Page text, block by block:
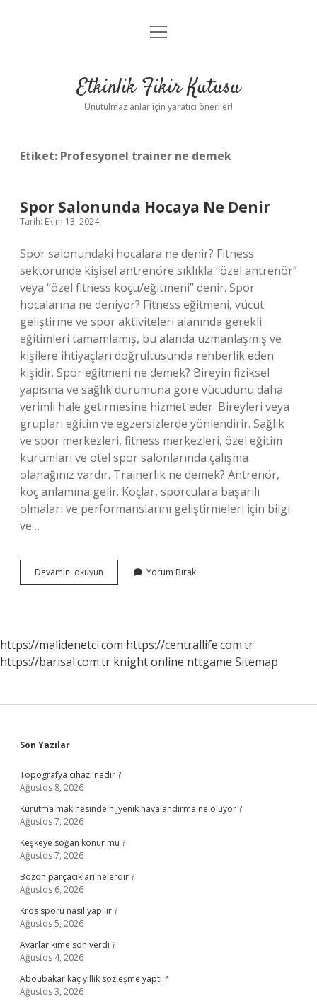
Anasayfa
Yasal Uyarı
menüyü
Etkinlik Fikir Kutusu
Unutulmaz anlar için yaratıcı öneriler!
Etiket: Profesyonel trainer ne demek
Spor Salonunda Hocaya Ne Denir
Tarih: Ekim 13, 2024
Spor salonundaki hocalara ne denir? Fitness
sektöründe kişisel antrenöre sıklıkla “özel antrenör”
veya “özel fitness koçu/eğitmeni” denir. Spor
hocalarına ne deniyor? Fitness eğitmeni, vücut
geliştirme ve spor aktiviteleri alanında gerekli
eğitimleri tamamlamış, bu alanda uzmanlaşmış ve
kişilere ihtiyaçları doğrultusunda rehberlik eden
kişidir. Spor eğitmeni ne demek? Bireyin fiziksel
yapısına ve sağlık durumuna göre vücudunu daha
verimli hale getirmesine hizmet eder. Bireyleri veya
grupları eğitim ve egzersizlerde yönlendirir. Sağlık
ve spor merkezleri, fitness merkezleri, özel eğitim
kurumları ve otel spor salonlarında çalışma
olanağınız vardır. Trainerlık ne demek? Antrenör,
koç anlamına gelir. Koçlar, sporculara başarılı
olmaları ve performanslarını geliştirmeleri için bilgi
ve…
Devamını okuyun
Salonunda
Yorum Bırak
https://malidenetci.com https://centrallife.com.tr
https://barisal.com.tr knight online nttgame Sitemap
Sidebar
Son Yazılar
Topografya cihazı nedir ?
Ağustos 8, 2026
Kurutma makinesinde hijyenik havalandırma ne oluyor ?
Ağustos 7, 2026
Keşkeye soğan konur mu ?
Ağustos 7, 2026
Bozon parçacıkları nelerdir ?
Ağustos 6, 2026
Kros sporu nasıl yapılır ?
Ağustos 5, 2026
Avarlar kime son verdi ?
Ağustos 4, 2026
Aboubakar kaç yıllık sözleşme yaptı ?
Ağustos 3, 2026